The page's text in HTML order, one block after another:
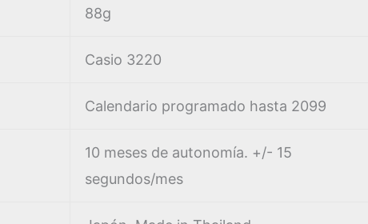
88g
Casio 3220
Calendario programado hasta 2099
10 meses de autonomía. +/- 15
segundos/mes